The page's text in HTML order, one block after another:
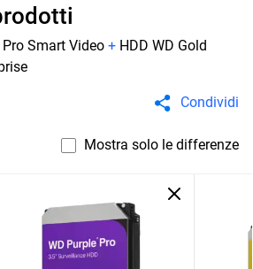
Smart Video + HDD WD Gold
Condividi
Mostra solo le differenze